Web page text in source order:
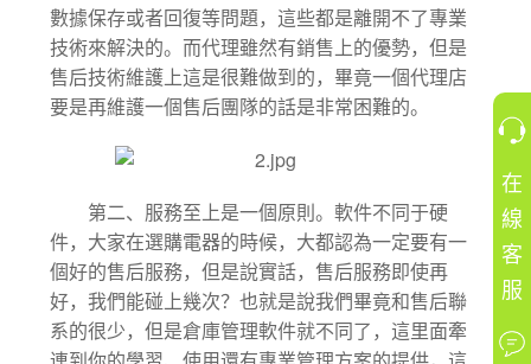
數據保存或者回復等問題，這些都是離開不了專業
技術來解決的。而代理雖然有銷售上的優勢，但是
售后技術維護上這是很難做到的，畢竟一個代理店
要是再維護一個售后團隊的話是非常困難的。
第二、服務至上是一個原則。軟件不同于硬
件，大家在選購電器的時候，大都認為一定要有一
個好的售后服務，但是說實話，售后服務即使再
好，我們能碰上幾次？也就是說我們畢竟和售后聯
系的很少，但是倉庫管理軟件就不同了，這里面牽
在
線
客
服